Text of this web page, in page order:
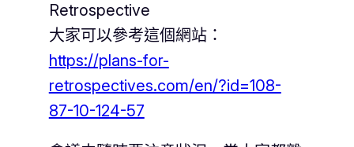
Retrospective
大家可以參考這個網站：
https://plans-for-
retrospectives.com/en/?id=108-
87-10-124-57